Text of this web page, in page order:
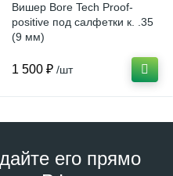
Вишер Bore Tech Proof-
positive под салфетки к. .35
(9 мм)
1 500 ₽ /шт
его прямо